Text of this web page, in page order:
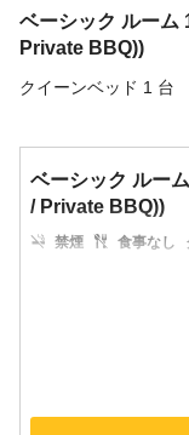
ベーシック ルーム
Private BBQ))
クイーンベッド 1 台
ベーシック ルー
/ Private BBQ))
禁煙 食事なし